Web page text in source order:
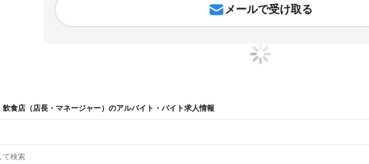
メールで受け取る
食店（店長・マネージャー）のアルバイト・バイト求人情報
て検索